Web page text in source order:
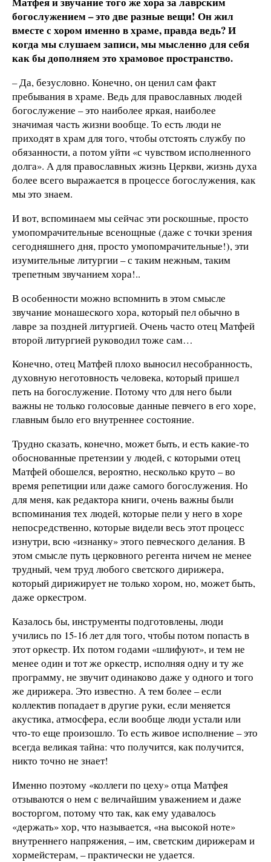
богослужением – это две разные вещи! Он жил
вместе с хором именно в храме, правда ведь? И
когда мы слушаем записи, мы мысленно для себя
как бы дополняем это храмовое пространство.
–Да, безусловно. Конечно, он ценил сам факт
пребывания в храме. Ведь для православных людей
богослужение – это наиболее яркая, наиболее
значимая часть жизни вообще. То есть люди не
приходят в храм для того, чтобы отстоять службу по
обязанности, а потом уйти «с чувством исполненного
долга». А для православных жизнь Церкви, жизнь духа
более всего выражается в процессе богослужения, как
мы это знаем.
И вот, вспоминаем мы сейчас эти роскошные, просто
умопомрачительные всенощные (даже с точки зрения
сегодняшнего дня, просто умопомрачительные!), эти
изумительные литургии – с таким нежным, таким
трепетным звучанием хора!..
В особенности можно вспомнить в этом смысле
звучание монашеского хора, который пел обычно в
лавре за поздней литургией. Очень часто отец Матфей
второй литургией руководил тоже сам…
Конечно, отец Матфей плохо выносил несобранность,
духовную неготовность человека, который пришел
петь на богослужение. Потому что для него были
важны не только голосовые данные певчего в его хоре,
главным было его внутреннее состояние.
Трудно сказать, конечно, может быть, и есть какие-то
обоснованные претензии у людей, с которыми отец
Матфей обошелся, вероятно, несколько круто – во
время репетиции или даже самого богослужения. Но
для меня, как редактора книги, очень важны были
вспоминания тех людей, которые пели у него в хоре
непосредственно, которые видели весь этот процесс
изнутри, всю «изнанку» этого певческого делания. В
этом смысле путь церковного регента ничем не менее
трудный, чем труд любого светского дирижера,
который дирижирует не только хором, но, может быть,
даже оркестром.
Казалось бы, инструменты подготовлены, люди
учились по 15-16 лет для того, чтобы потом попасть в
этот оркестр. Их потом годами «шлифуют», и тем не
менее один и тот же оркестр, исполняя одну и ту же
программу, не звучит одинаково даже у одного и того
же дирижера. Это известно. А тем более – если
коллектив попадает в другие руки, если меняется
акустика, атмосфера, если вообще люди устали или
что-то еще произошло. То есть живое исполнение – это
всегда великая тайна: что получится, как получится,
никто точно не знает!
Именно поэтому «коллеги по цеху» отца Матфея
отзываются о нем с величайшим уважением и даже
восторгом, потому что так, как ему удавалось
«держать» хор, что называется, «на высокой ноте»
внутреннего напряжения, – им, светским дирижерам и
хормейстерам, – практически не удается.